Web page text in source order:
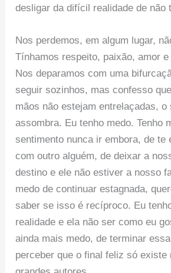
desligar da difícil realidade de não
Nos perdemos, em algum lugar,
Tínhamos respeito, paixão, amor
Nos deparamos com uma
seguir sozinhos, mas confesso
mãos não estejam entrelaçadas, o
assombra. Eu tenho medo. Tenho
sentimento nunca ir embora, de te
com outro alguém, de deixar a
destino e ele não estiver a nosso
medo de continuar estagnada,
saber se isso é recíproco. Eu
realidade e ela não ser como eu
ainda mais medo, de terminar
perceber que o final feliz só existe